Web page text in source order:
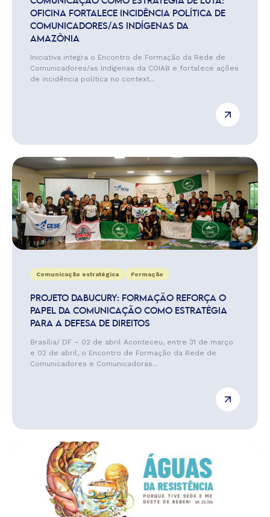
OFICINA FORTALECE INCIDÊNCIA POLÍTICA DE
COMUNICADORES/AS INDÍGENAS DA
AMAZÔNIA
Iniciativa integra o Encontro de Formação da Rede de
Comunicadores/as Indígenas da COIAB e fortalece ações
de incidência política no context...
Comunicação estratégica Formação
PROJETO DABUCURY: FORMAÇÃO REFORÇA O
PAPEL DA COMUNICAÇÃO COMO ESTRATÉGIA
PARA A DEFESA DE DIREITOS
Brasília/ DF – 02 de abril Aconteceu, entre 31 de março
e 02 de abril, o Encontro de Formação da Rede de
Comunicadores e Comunicadoras...